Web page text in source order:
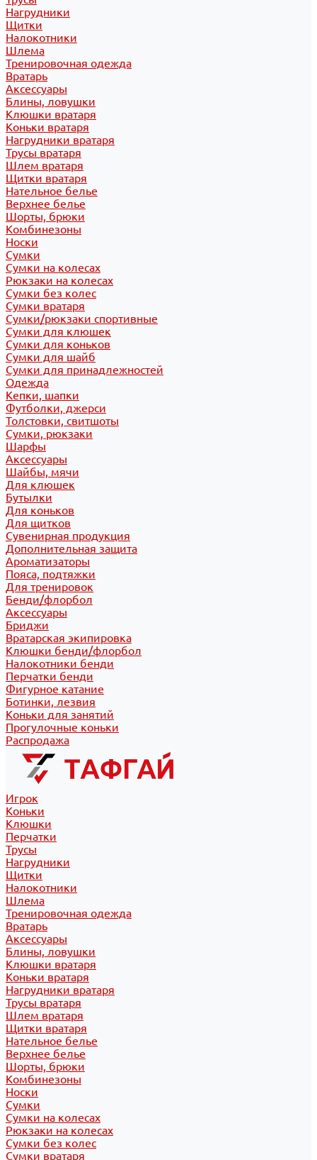
Нагрудники
Щитки
Налокотники
Шлема
Тренировочная одежда
Вратарь
Аксессуары
Блины, ловушки
Клюшки вратаря
Коньки вратаря
Нагрудники вратаря
Трусы вратаря
Шлем вратаря
Щитки вратаря
Нательное белье
Верхнее белье
Шорты, брюки
Комбинезоны
Носки
Сумки
Сумки на колесах
Рюкзаки на колесах
Сумки без колес
Сумки вратаря
Сумки/рюкзаки спортивные
Сумки для клюшек
Сумки для коньков
Сумки для шайб
Сумки для принадлежностей
Одежда
Кепки, шапки
Футболки, джерси
Толстовки, свитшоты
Сумки, рюкзаки
Шарфы
Аксессуары
Шайбы, мячи
Для клюшек
Бутылки
Для коньков
Для щитков
Сувенирная продукция
Дополнительная защита
Ароматизаторы
Пояса, подтяжки
Для тренировок
Бенди/флорбол
Аксессуары
Бриджи
Вратарская экипировка
Клюшки бенди/флорбол
Налокотники бенди
Перчатки бенди
Фигурное катание
Ботинки, лезвия
Коньки для занятий
Прогулочные коньки
Распродажа
Игрок
Коньки
Клюшки
Перчатки
Трусы
Нагрудники
Щитки
Налокотники
Шлема
Тренировочная одежда
Вратарь
Аксессуары
Блины, ловушки
Клюшки вратаря
Коньки вратаря
Нагрудники вратаря
Трусы вратаря
Шлем вратаря
Щитки вратаря
Нательное белье
Верхнее белье
Шорты, брюки
Комбинезоны
Носки
Сумки
Сумки на колесах
Рюкзаки на колесах
Сумки без колес
Сумки вратаря